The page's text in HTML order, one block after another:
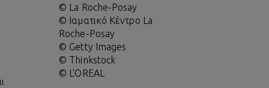
© La Roche-Posay
© Ιαματικό Κέντρο La
Roche-Posay
© Getty Images
© Thinkstock
© L'OREAL